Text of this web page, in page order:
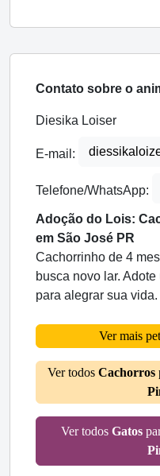
Contato sobre o
Diesika Loiser
E-mail:
Telefone/WhatsApp:
Adoção do Lois:
em São José PR
Cachorrinho de 4
busca novo lar.
para alegrar sua vida.
Ver mais
Ver todos Cachorros
Ver todos Gatos